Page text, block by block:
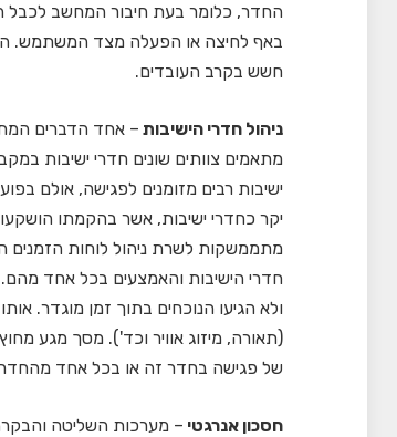
חשש בקרב העובדים.
ניהול חדרי הישיבות – אחד הדברים
מתאמים צוותים שונים חדרי ישיבות
ישיבות רבים מזומנים לפגישה, אולם
יקר כחדרי ישיבות, אשר בהקמתו
חדרי הישיבות והאמצעים בכל אחד
ולא הגיעו הנוכחים בתוך זמן מוגדר.
(תאורה, מיזוג אוויר וכד'). מסך מגע
של פגישה בחדר זה או בכל אחד
חסכון אנרגטי – מערכות השליטה